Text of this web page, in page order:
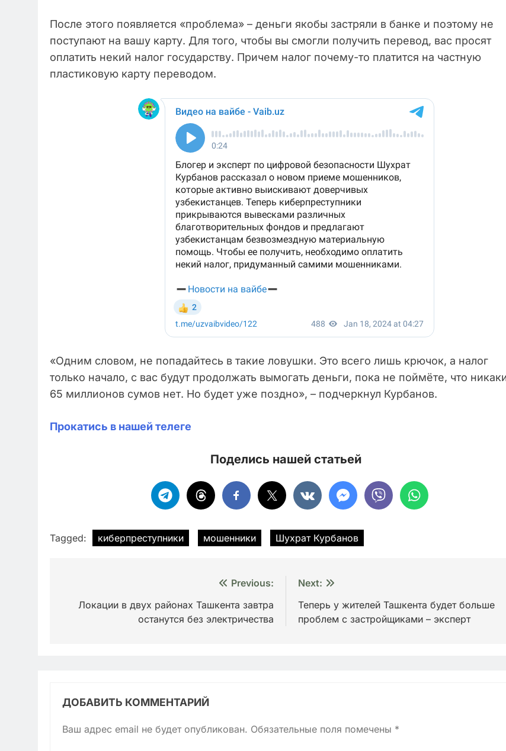
После этого появляется «проблема» – деньги якобы застряли в банке и поэтому не
поступают на вашу карту. Для того, чтобы вы смогли получить перевод, вас просят
оплатить некий налог государству. Причем налог почему-то платится на частную
пластиковую карту переводом.
«Одним словом, не попадайтесь в такие ловушки. Это всего лишь крючок, а налог
только начало, с вас будут продолжать вымогать деньги, пока не поймёте, что
65 миллионов сумов нет. Но будет уже поздно», – подчеркнул Курбанов.
Прокатись в нашей телеге
Поделись нашей статьей
Tagged: киберпреступники мошенники Шухрат Курбанов
по
Previous:
Локации в двух районах Ташкента завтра
останутся без электричества
Next:
Теперь у жителей Ташкента будет больше
проблем с застройщиками – эксперт
ДОБАВИТЬ КОММЕНТАРИЙ
Ваш адрес email не будет опубликован. Обязательные поля помечены *